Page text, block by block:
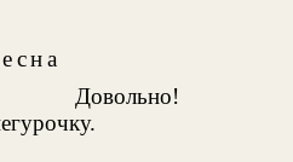
Довольно!